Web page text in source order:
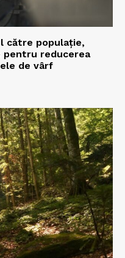
către populație,
pentru reducerea
de vârf